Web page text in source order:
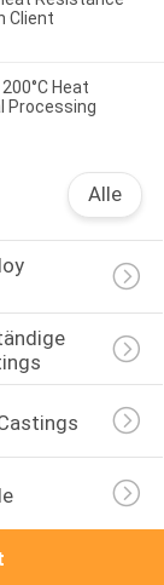
Client
Heat
Processing
Alle